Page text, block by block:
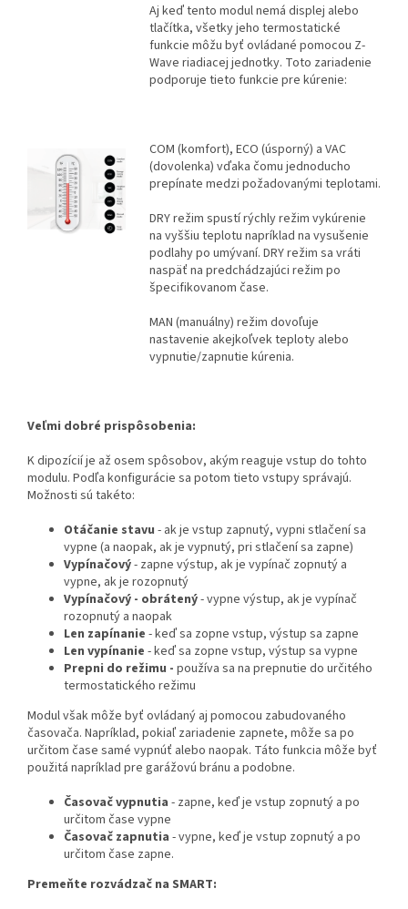
Aj keď tento modul nemá displej alebo
tlačítka, všetky jeho termostatické
funkcie môžu byť ovládané pomocou Z-
Wave riadiacej jednotky. Toto zariadenie
podporuje tieto funkcie pre kúrenie:
COM (komfort), ECO (úsporný) a VAC
(dovolenka) vďaka čomu jednoducho
prepínate medzi požadovanými teplotami.
DRY režim spustí rýchly režim vykúrenie
na vyššiu teplotu napríklad na vysušenie
podlahy po umývaní. DRY režim sa vráti
naspäť na predchádzajúci režim po
špecifikovanom čase.
MAN (manuálny) režim dovoľuje
nastavenie akejkoľvek teploty alebo
vypnutie/zapnutie kúrenia.
Veľmi dobré prispôsobenia:
K dipozícií je až osem spôsobov, akým reaguje vstup do tohto
modulu. Podľa konfigurácie sa potom tieto vstupy správajú.
Možnosti sú takéto:
Otáčanie stavu - ak je vstup zapnutý, vypni stlačení sa
vypne (a naopak, ak je vypnutý, pri stlačení sa zapne)
Vypínačový- zapne výstup, ak je vypínač zopnutý a
vypne, ak je rozopnutý
Vypínačový - obrátený- vypne výstup, ak je vypínač
rozopnutý a naopak
Len zapínanie - keď sa zopne vstup, výstup sa zapne
Len vypínanie - keď sa zopne vstup, výstup sa vypne
Prepni do režimu - používa sa na prepnutie do určitého
termostatického režimu
Modul však môže byť ovládaný aj pomocou zabudovaného
časovača. Napríklad, pokiaľ zariadenie zapnete, môže sa po
určitom čase samé vypnúť alebo naopak. Táto funkcia môže byť
použitá napríklad pre garážovú bránu a podobne.
Časovač vypnutia - zapne, keď je vstup zopnutý a po
určitom čase vypne
Časovač zapnutia - vypne, keď je vstup zopnutý a po
určitom čase zapne.
Premeňte rozvádzač na SMART: